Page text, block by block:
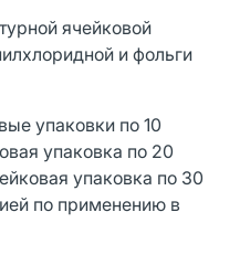
ячейковой
и фольги
упаковки по 10
упаковка по 20
упаковка по 30
по применению в